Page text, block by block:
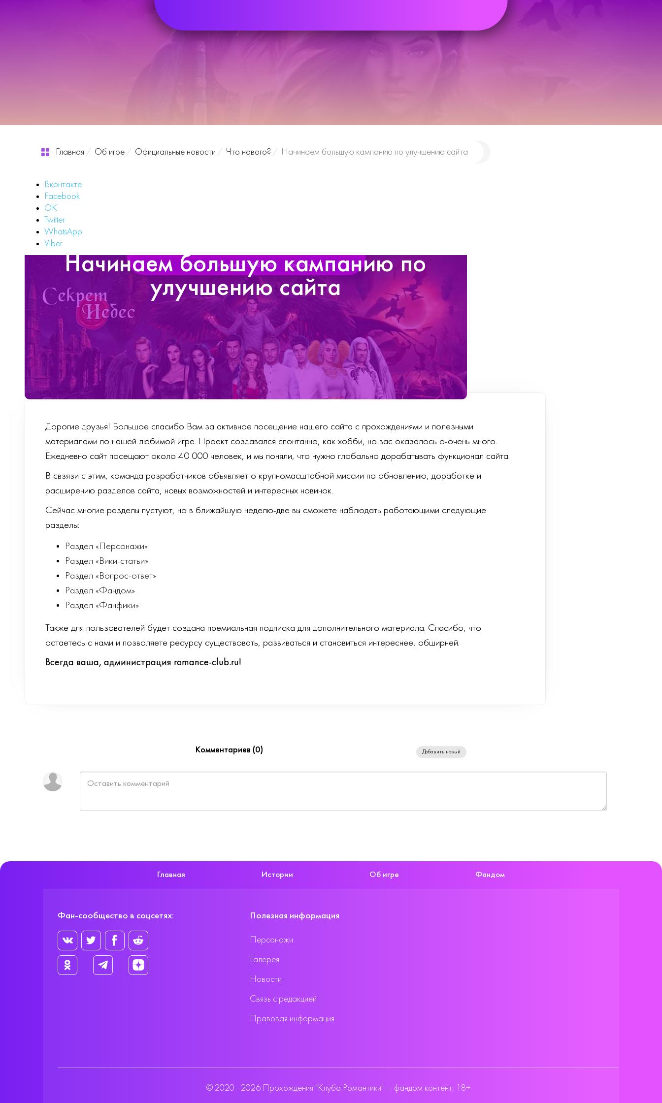
Главная Об игре Официальные новости Что нового? Начинаем большую кампанию по улучшению сайта
Вконтакте
Facebook
OK
Twitter
WhatsApp
Viber
Начинаем большую кампанию по
улучшению сайта
Дорогие друзья! Большое спасибо Вам за активное посещение нашего сайта с прохождениями и полезными
материалами по нашей любимой игре. Проект создавался спонтанно, как хобби, но вас оказалось о-очень много.
Ежедневно сайт посещают около 40 000 человек, и мы поняли, что нужно глобально дорабатывать функционал сайта.
В свзязи с этим, команда разработчиков объявляет о крупномасштабной миссии по обновлению, доработке и
расширению разделов сайта, новых возможностей и интересных новинок.
Сейчас многие разделы пустуют, но в ближайшую неделю-две вы сможете наблюдать работающими следующие
разделы:
Раздел «Персонажи»
Раздел «Вики-статьи»
Раздел «Вопрос-ответ»
Раздел «Фандом»
Раздел «Фанфики»
Также для пользователей будет создана премиальная подписка для дополнительного материала. Спасибо, что
остаетесь с нами и позволяете ресурсу существовать, развиваться и становиться интереснее, обширней.
Всегда ваша, администрация romance-club.ru!
Комментариев (0) Добавить новый
Главная Истории Об игре Фандом
Фан-сообщество в соцсетях: Полезная информация
Персонажи
Галерея
Новости
Связь с редакцией
Правовая информация
© 2020 - 2026 Прохождения "Клуба Романтики" — фандом контент, 18+